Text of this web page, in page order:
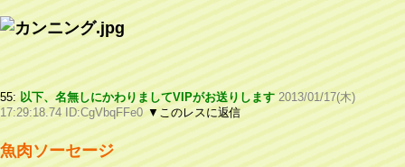
55: 以下、名無しにかわりましてVIPがお送りします 2013/01/17(木)
17:29:18.74 ID:CgVbqFFe0 ▼このレスに返信
魚肉ソーセージ